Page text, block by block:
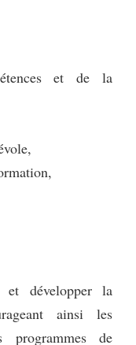
et de la
développer la
ainsi les
programmes de